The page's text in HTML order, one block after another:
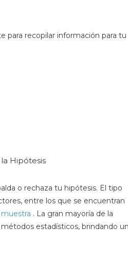
para recopilar información para tu
Hipótesis
o rechaza tu hipótesis. El tipo
entre los que se encuentran
. La gran mayoría de la
estadísticos, brindando un